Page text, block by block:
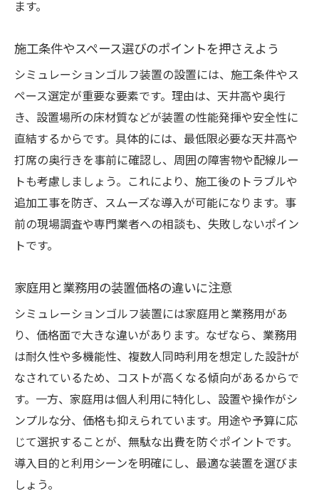
ます。
施工条件やスペース選びのポイントを押さえよう
シミュレーションゴルフ装置の設置には、施工条件やス
ペース選定が重要な要素です。理由は、天井高や奥行
き、設置場所の床材質などが装置の性能発揮や安全性に
直結するからです。具体的には、最低限必要な天井高や
打席の奥行きを事前に確認し、周囲の障害物や配線ルー
トも考慮しましょう。これにより、施工後のトラブルや
追加工事を防ぎ、スムーズな導入が可能になります。事
前の現場調査や専門業者への相談も、失敗しないポイン
トです。
家庭用と業務用の装置価格の違いに注意
シミュレーションゴルフ装置には家庭用と業務用があ
り、価格面で大きな違いがあります。なぜなら、業務用
は耐久性や多機能性、複数人同時利用を想定した設計が
なされているため、コストが高くなる傾向があるからで
す。一方、家庭用は個人利用に特化し、設置や操作がシ
ンプルな分、価格も抑えられています。用途や予算に応
じて選択することが、無駄な出費を防ぐポイントです。
導入目的と利用シーンを明確にし、最適な装置を選びま
しょう。